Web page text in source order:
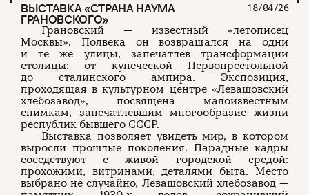
ВЫСТАВКА «СТРАНА НАУМА
ГРАНОВСКОГО»
18/04/26
Грановский — известный «летописец
Москвы». Полвека он возвращался на одни
и те же улицы, запечатлев трансформации
столицы: от купеческой Первопрестольной
до сталинского ампира. Экспозиция,
проходящая в культурном центре «Левашовский
хлебозавод», посвящена малоизвестным
снимкам, запечатлевшим многообразие жизни
республик бывшего СССР.
Выставка позволяет увидеть мир, в котором
выросли прошлые поколения. Парадные кадры
соседствуют с живой городской средой:
прохожими, витринами, деталями быта. Место
выбрано не случайно, Левашовский хлебозавод —